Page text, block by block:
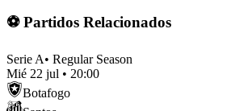
⚽ Partidos Relacionados
Serie A• Regular Season
Mié 22 jul • 20:00
Botafogo